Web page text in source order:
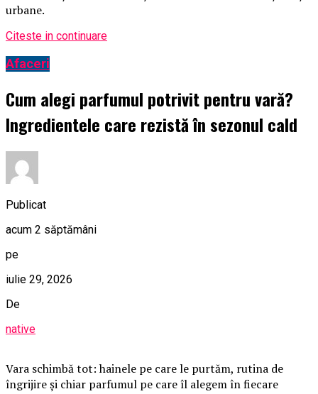
urbane.
Citeste in continuare
Afaceri
Cum alegi parfumul potrivit pentru vară?
Ingredientele care rezistă în sezonul cald
Publicat
acum 2 săptămâni
pe
iulie 29, 2026
De
native
Vara schimbă tot: hainele pe care le purtăm, rutina de
îngrijire și chiar parfumul pe care îl alegem în fiecare